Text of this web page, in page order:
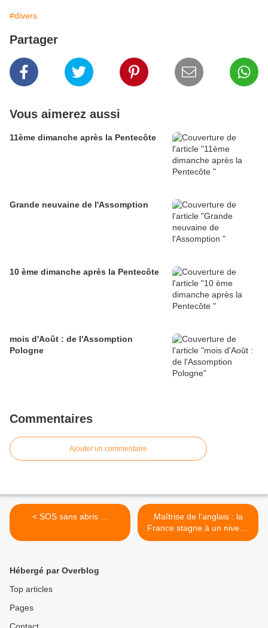
#divers
Partager
Vous aimerez aussi
11ème dimanche après la Pentecôte
Grande neuvaine de l'Assomption
10 ème dimanche après la Pentecôte
mois d'Août : de l'Assomption
Pologne
Commentaires
Ajouter un commentaire
< SOS sans abris ...
Maîtrise de l’anglais : la
France stagne à un niveau
médiocre >
Hébergé par Overblog
Top articles
Pages